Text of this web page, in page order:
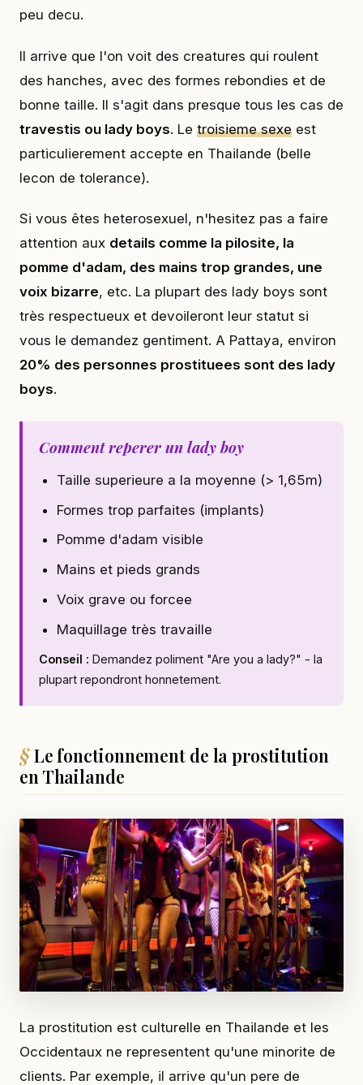
peu decu.
Il arrive que l'on voit des creatures qui roulent
des hanches, avec des formes rebondies et de
bonne taille. Il s'agit dans presque tous les cas de
travestis ou lady boys. Le troisieme sexe est
particulierement accepte en Thailande (belle
lecon de tolerance).
Si vous êtes heterosexuel, n'hesitez pas a faire
attention aux details comme la pilosite, la
pomme d'adam, des mains trop grandes, une
voix bizarre, etc. La plupart des lady boys sont
très respectueux et devoileront leur statut si
vous le demandez gentiment. A Pattaya, environ
20% des personnes prostituees sont des lady
boys.
Comment reperer un lady boy
Taille superieure a la moyenne (> 1,65m)
Formes trop parfaites (implants)
Pomme d'adam visible
Mains et pieds grands
Voix grave ou forcee
Maquillage très travaille
Conseil : Demandez poliment "Are you a lady?" - la
plupart repondront honnetement.
Le fonctionnement de la prostitution
en Thailande
La prostitution est culturelle en Thailande et les
Occidentaux ne representent qu'une minorite de
clients. Par exemple, il arrive qu'un pere de